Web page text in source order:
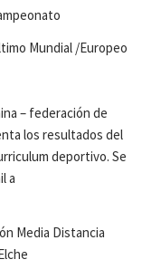
Mundial /Europeo
– federación de
los resultados del
deportivo. Se
a
Media Distancia